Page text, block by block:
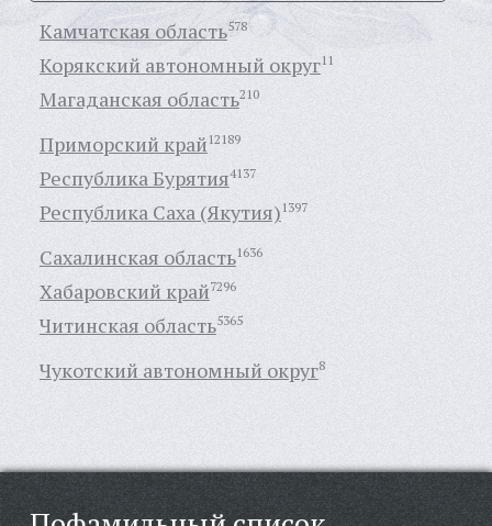
Камчатская область578
Корякский автономный округ11
Магаданская область210
Приморский край12189
Республика Бурятия4137
Республика Саха (Якутия)1397
Сахалинская область1636
Хабаровский край7296
Читинская область5365
Чукотский автономный округ8